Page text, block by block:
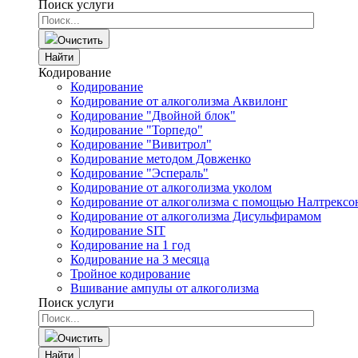
Поиск услуги
Очистить
Найти
Кодирование
Кодирование
Кодирование от алкоголизма Аквилонг
Кодирование "Двойной блок"
Кодирование "Торпедо"
Кодирование "Вивитрол"
Кодирование методом Довженко
Кодирование "Эспераль"
Кодирование от алкоголизма уколом
Кодирование от алкоголизма с помощью
Кодирование от алкоголизма Дисульфирамом
Кодирование SIT
Кодирование на 1 год
Кодирование на 3 месяца
Тройное кодирование
Вшивание ампулы от алкоголизма
Поиск услуги
Очистить
Найти